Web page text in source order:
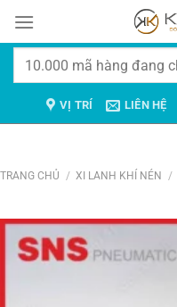
đến
Tìm
VỊ TRÍ LIÊN HỆ
TRANG CHỦ / XI LANH KHÍ NÉN /